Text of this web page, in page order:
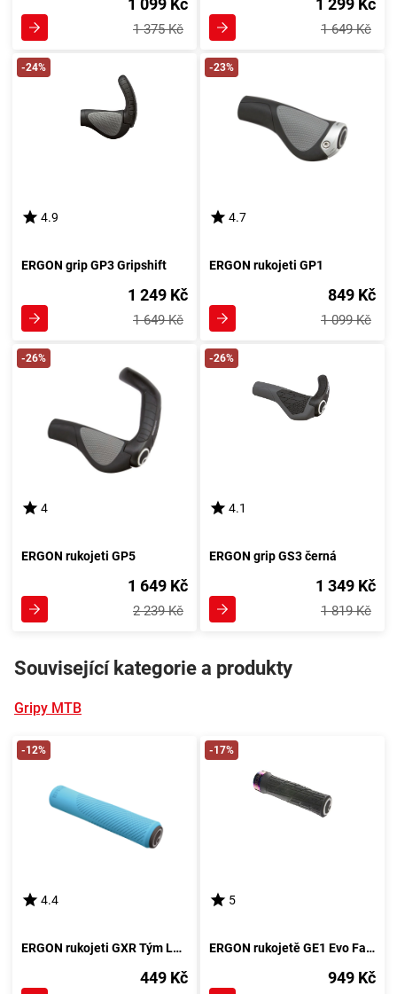
1 099 Kč
1 375 Kč
1 299 Kč
1 649 Kč
-24%
4.9
ERGON grip GP3 Gripshift
1 249 Kč
1 649 Kč
-23%
4.7
ERGON rukojeti GP1
849 Kč
1 099 Kč
-26%
4
ERGON rukojeti GP5
1 649 Kč
2 239 Kč
-26%
4.1
ERGON grip GS3 černá
1 349 Kč
1 819 Kč
Související kategorie a produkty
Gripy MTB
-12%
4.4
ERGON rukojeti GXR Tým Laser Modrá
449 Kč
-17%
5
ERGON rukojetě GE1 Evo Factory Frozen Stealth/Oil Slick
949 Kč